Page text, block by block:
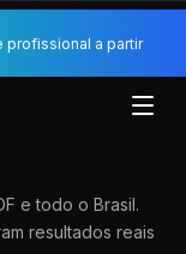
profissional a partir
e todo o Brasil.
resultados reais